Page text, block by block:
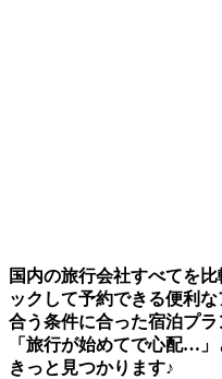
国内の旅行会社すべてを
ックして予約できる便利
合う条件に合った宿泊プ
「旅行が始めてで心配…
きっと見つかります♪